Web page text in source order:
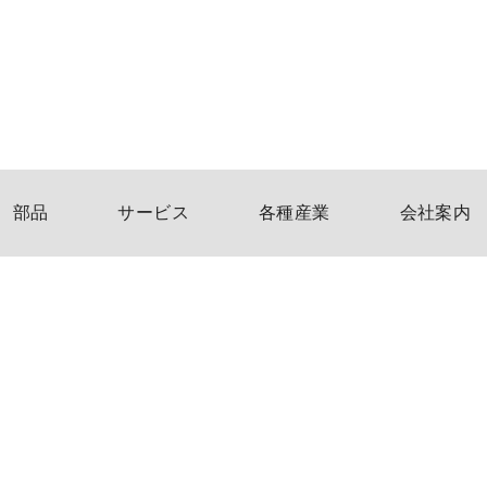
部品 サービス 各種産業 会社案内